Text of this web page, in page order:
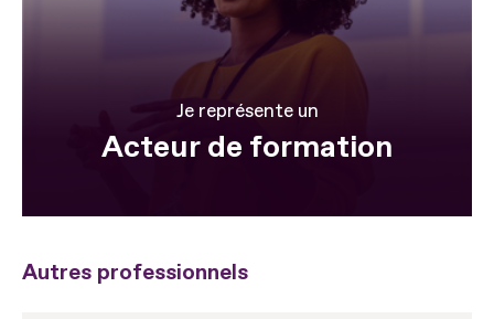
Je représente un
Acteur de formation
Autres professionnels